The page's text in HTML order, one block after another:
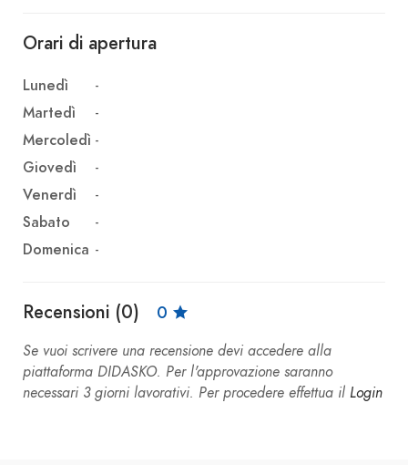
Orari di apertura
Lunedì
-
Martedì
-
Mercoledì -
Giovedì
-
Venerdì
-
Sabato
-
Domenica -
Recensioni (0) 0
Se vuoi scrivere una recensione devi accedere alla
piattaforma DIDASKO. Per l'approvazione saranno
necessari 3 giorni lavorativi. Per procedere effettua il Login